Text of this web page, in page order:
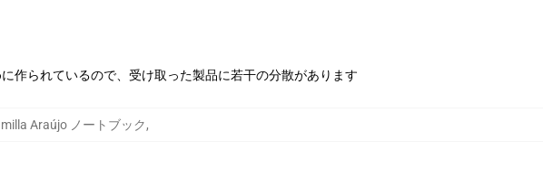
作られているので、受け取った製品に若干の分散があります
Araújo ノートブック,